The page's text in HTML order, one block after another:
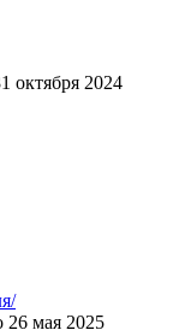
октября 2024
26 мая 2025